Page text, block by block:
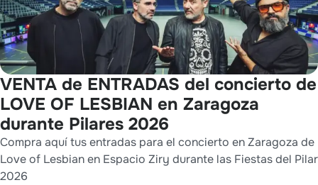
VENTA de ENTRADAS del concierto de
LOVE OF LESBIAN en Zaragoza
durante Pilares 2026
Compra aquí tus entradas para el concierto en Zaragoza de
Love of Lesbian en Espacio Ziry durante las Fiestas del Pilar
2026